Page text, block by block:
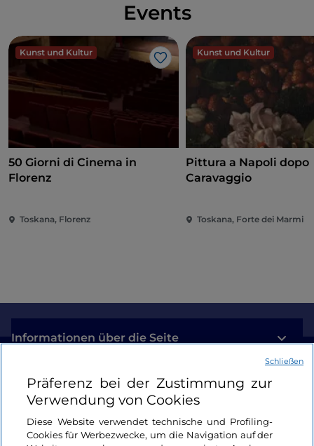
Events
Kunst und Kultur
Like
50 Giorni di Cinema in
Florenz
Toskana, Florenz
Kunst und Kultur
Pittura a Napoli dopo
Caravaggio
Toskana, Forte dei Marmi
Informationen über die Seite
Nützliche Links
Login
Präferenz bei der Zustimmung zur
Verwendung von Cookies
Diese Website verwendet technische und Profiling-
Cookies für Werbezwecke, um die Navigation auf der
Schließen